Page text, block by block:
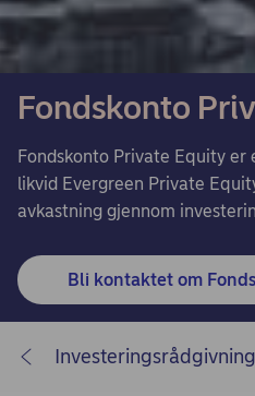
Fondskonto
Fondskonto Private Equity er
likvid Evergreen Private
avkastning gjennom
Bli kontaktet om